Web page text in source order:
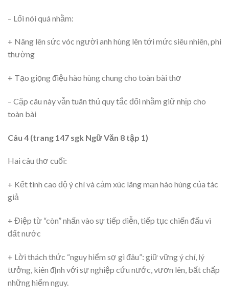
– Lối nói quá nhằm:
+ Nâng lên sức vóc người anh hùng lên tới mức siêu nhiên, phi
thường
+ Tạo giọng điệu hào hùng chung cho toàn bài thơ
– Cặp câu này vẫn tuân thủ quy tắc đối nhằm giữ nhịp cho
toàn bài
Câu 4 (trang 147 sgk Ngữ Văn 8 tập 1)
Hai câu thơ cuối:
+ Kết tinh cao độ ý chí và cảm xúc lãng mạn hào hùng của tác
giả
+ Điệp từ “còn” nhấn vào sự tiếp diễn, tiếp tục chiến đấu vì
đất nước
+ Lời thách thức “nguy hiểm sợ gì đâu”: giữ vững ý chí, lý
tưởng, kiên định với sự nghiệp cứu nước, vươn lên, bất chấp
những hiểm nguy.